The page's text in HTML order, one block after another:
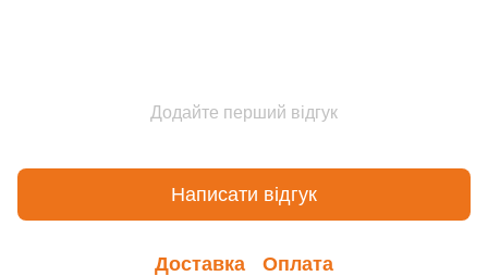
Додайте перший відгук
Написати відгук
Доставка Оплата